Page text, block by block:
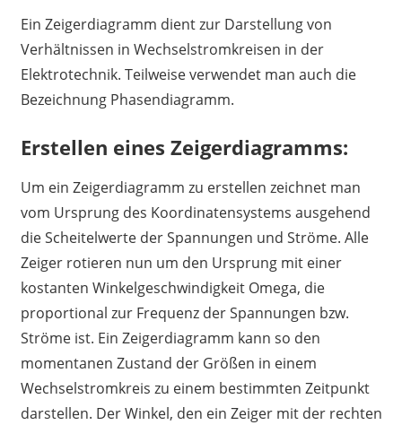
Ein Zeigerdiagramm dient zur Darstellung von
Verhältnissen in Wechselstromkreisen in der
Elektrotechnik. Teilweise verwendet man auch die
Bezeichnung Phasendiagramm.
Erstellen eines Zeigerdiagramms:
Um ein Zeigerdiagramm zu erstellen zeichnet man
vom Ursprung des Koordinatensystems ausgehend
die Scheitelwerte der Spannungen und Ströme. Alle
Zeiger rotieren nun um den Ursprung mit einer
kostanten Winkelgeschwindigkeit Omega, die
proportional zur Frequenz der Spannungen bzw.
Ströme ist. Ein Zeigerdiagramm kann so den
momentanen Zustand der Größen in einem
Wechselstromkreis zu einem bestimmten Zeitpunkt
darstellen. Der Winkel, den ein Zeiger mit der rechten